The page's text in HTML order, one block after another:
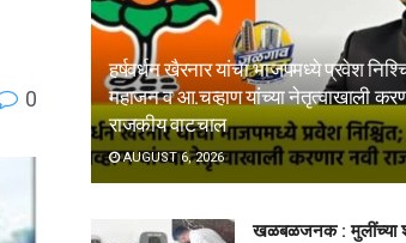
0
हर्षवर्धन खैरनार यांचा भाजपमध्ये प्रवेश
महाजन व आ.चव्हाण यांच्या नेतृत्वाखाली
राजकीय वाटचाल
AUGUST 6, 2026
खळबळजनक : मुलींच्या